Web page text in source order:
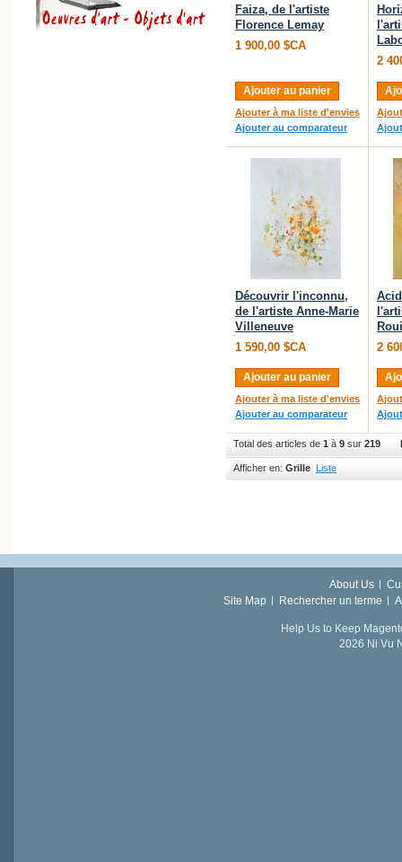
Faiza, de l'artiste
Florence Lemay
1 900,00 $CA
Ajouter au panier
Ajouter à ma liste d'envies
Ajouter au comparateur
2
Découvrir l'inconnu,
de l'artiste Anne-Marie
Villeneuve
1 590,00 $CA
Ajouter au panier
Ajouter à ma liste d'envies
Ajouter au comparateur
2
Total des articles de 1 à 9 sur 219
Afficher en: Grille Liste
About Us
Site Map
Rechercher un terme
Help Us to Keep
2026 Ni Vu